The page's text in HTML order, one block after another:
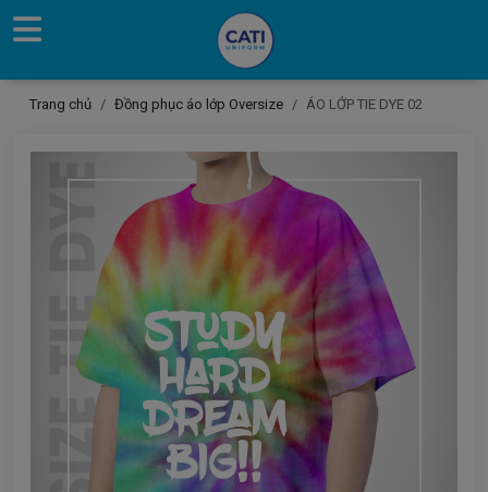
Trang chủ Đồng phục áo lớp Oversize ÁO LỚP TIE DYE 02